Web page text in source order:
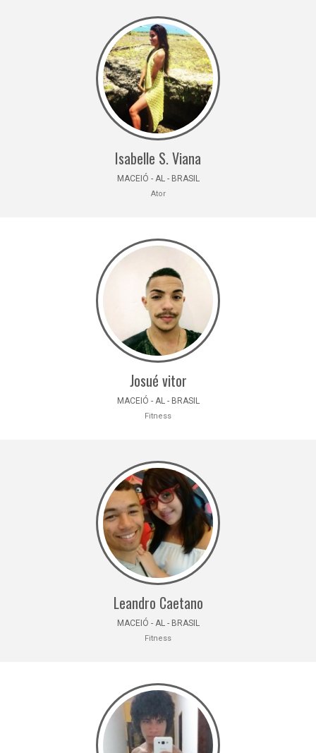
Isabelle S. Viana
MACEIÓ - AL - BRASIL
Ator
Josué vitor
MACEIÓ - AL - BRASIL
Fitness
Leandro Caetano
MACEIÓ - AL - BRASIL
Fitness